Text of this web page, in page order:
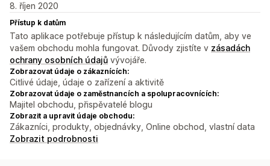
8. říjen 2020
Přístup k datům
Tato aplikace potřebuje přístup k následujícím datům, aby ve
vašem obchodu mohla fungovat. Důvody zjistíte v zásadách
ochrany osobních údajů vývojáře.
Zobrazovat údaje o zákaznících:
Citlivé údaje, údaje o zařízení a aktivitě
Zobrazovat údaje o zaměstnancích a spolupracovnících:
Majitel obchodu, přispěvatelé blogu
Zobrazit a upravit údaje obchodu:
Zákazníci, produkty, objednávky, Online obchod, vlastní data
Zobrazit podrobnosti